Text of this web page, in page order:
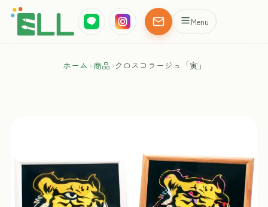
Menu
ホーム › 商品 › クロスコラージュ「寅」